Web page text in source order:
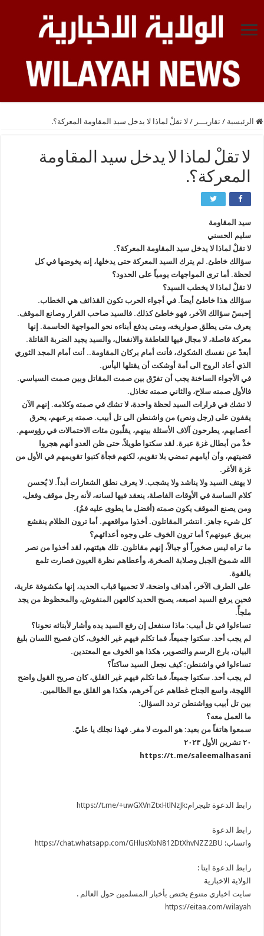
الرئيسية / تقاريـــر / لا تقلْ لماذا لا يدخل سيد المقاومة المعركة؟.
لا تقلْ لماذا لا يدخل سيد المقاومة
المعركة؟.
سيد المقاومة
سليم الحسني
لا تقلْ لماذا لا يدخل سيد المقاومة المعركة؟.
سؤالك خاطئ. لم يترك السيد المعركة حتى يدخلها، إنه يخوضها في كل
لحظة. أما ترى المواجهات يومياً على الحدود؟
لا تقلْ لماذا لا يخطب السيد؟
سؤالك هذا خاطئ أيضاً. في أجواء الحرب تكون القذائف هي الخطاب.
إحبسْ سؤالك الآخر، فهو خاطئ كذلك. فالسيد صاحب القرار وصانع الموقف.
يعرف متى يطلق صواريخه، ومتى يدفع أبناءه نحو المواجهة الحاسمة. إنها
معركة فاصلة، لا مجال فيها للعاطفة والانفعال، والسيد يجيد الضربة القاتلة.
أبعدْ عن نفسك الشكوك، فأنت أمام بركان المقاومة.. أنت أمام المجد الثوري
الذي أعاد الروح الى أمة أوشكت أن يقتلها اليأس.
في الأجواء الساخنة يجب أن تفرّق بين صمت المقاتل وبين صمت السياسي.
فالأول صمته سلاح، والثاني صمته تخاذل.
لا تشك في قرارات السيد لحظة واحدة، لا تشك في صمته وكلامه. إنهم الآن
يقفون على (رجل ونص) من واشنطن الى تل أبيب. صمته يرعبهم، يحرق
أعصابهم، يطرحون آلاف الأسئلة بينهم، يقلّبون مئات الاحتمالات في رؤوسهم.
خذْ من أبطال غزة عبرة. لقد سكتوا طويلاً، حتى ظن العدو أنهم هجروا
قضيتهم، وأن أيامهم تمضي بلا تقويم، لكنهم فجأة كتبوا تقويمهم في الأول من
غزة الأغر.
لا يهتف السيد ولا يناشد ولا يشجب. لا يعرف نطق الشعارات أبداً. لا يُحسن
كلام الساسة في الأوقات الفاصلة، ينعقد فيها لسانه، لأنه رجل موقف وفعل،
ومن يصنع الموقف يكون صمته (أفضل ما يطوى عليه فمُ).
كل شيء جاهز. انتشر المقاتلون. أخذوا مواقعهم. أما ترون الظلام ينقشع
ببريق عيونهم؟ أما ترون الخوف على وجوه أعدائهم؟
ما تراه ليس صخوراً أو جبالاً، إنهم مقاتلون. تلك هيئتهم، لقد أخذوا من نصر
الله شموخ الجبل وصلابة الصخرة، وأعطاهم نظرة العيون فصارت تلمع
بالقوة.
على الطرف الآخر، أهداف واضحة، لا تحميها قباب الحديد، إنها مكشوفة عارية،
فحين يرفع السيد اصبعه، يصبح الحديد كالعهن المنفوش، والمحظوظ من يجد
ملجأً.
تساءلوا في تل أبيب: ماذا سنفعل إن رفع السيد يده وأشار لأبنائه نحونا؟
لم يجب أحد. سكتوا جميعاً، فما تكلم فيهم غير الخوف، كان فصيح اللسان بليغ
البيان، بارع الرسم والتصوير، هكذا هو الخوف مع المعتدين.
تساءلوا في واشنطن: كيف نجعل السيد ساكتاً؟
لم يجب أحد. سكتوا جميعاً، فما تكلم فيهم غير القلق، كان صريح القول واضح
اللهجة، واسع الجناح غطاهم عن آخرهم، هكذا هو القلق مع الظالمين.
بين تل أبيب وواشنطن تردد السؤال:
ما العمل معه؟
سمعوا هاتفاً من بعيد: هو الموت لا مفر. فهذا نجلك يا عليّ.
٢٠ تشرين الأول ٢٠٢٣
https://t.me/saleemalhasani
رابط الدعوة تليجرام:https://t.me/+uwGXVnZtxHtlNzJk
رابط الدعوة
واتساب: https://chat.whatsapp.com/GHlusXbN812DtXhvNZZ2BU
رابط الدعوة ايتا :
الولاية الاخبارية
سايت اخباري متنوع يختص بأخبار المسلمين حول العالم .
https://eitaa.com/wilayah